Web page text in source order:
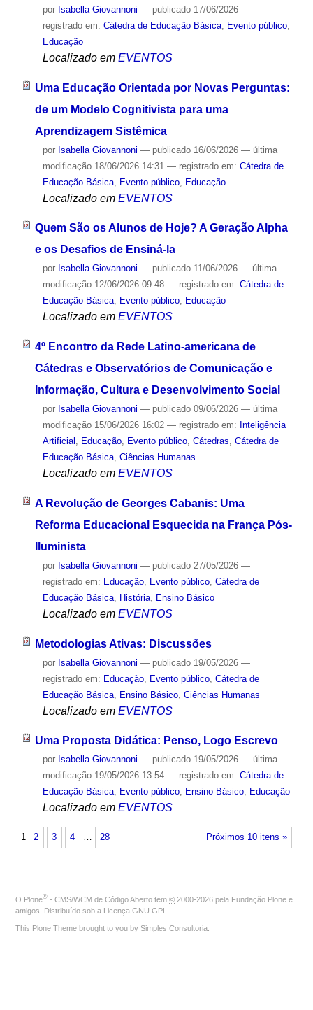
por Isabella Giovannoni — publicado17/06/2026 —
registrado em: Cátedra de Educação Básica, Evento público,
Educação
Localizado em EVENTOS
Uma Educação Orientada por Novas Perguntas:
de um Modelo Cognitivista para uma
Aprendizagem Sistêmica
por Isabella Giovannoni — publicado16/06/2026 — última
modificação18/06/2026 14:31 — registrado em: Cátedra de
Educação Básica, Evento público, Educação
Localizado em EVENTOS
Quem São os Alunos de Hoje? A Geração Alpha
e os Desafios de Ensiná-la
por Isabella Giovannoni — publicado11/06/2026 — última
modificação12/06/2026 09:48 — registrado em: Cátedra de
Educação Básica, Evento público, Educação
Localizado em EVENTOS
4º Encontro da Rede Latino-americana de
Cátedras e Observatórios de Comunicação e
Informação, Cultura e Desenvolvimento Social
por Isabella Giovannoni — publicado09/06/2026 — última
modificação15/06/2026 16:02 — registrado em: Inteligência
Artificial , Educação, Evento público, Cátedras, Cátedra de
Educação Básica, Ciências Humanas
Localizado em EVENTOS
A Revolução de Georges Cabanis: Uma
Reforma Educacional Esquecida na França Pós-
Iluminista
por Isabella Giovannoni — publicado27/05/2026 —
registrado em: Educação, Evento público, Cátedra de
Educação Básica, História, Ensino Básico
Localizado em EVENTOS
Metodologias Ativas: Discussões
por Isabella Giovannoni — publicado19/05/2026 —
registrado em: Educação, Evento público, Cátedra de
Educação Básica, Ensino Básico, Ciências Humanas
Localizado em EVENTOS
Uma Proposta Didática: Penso, Logo Escrevo
por Isabella Giovannoni — publicado19/05/2026 — última
modificação19/05/2026 13:54 — registrado em: Cátedra de
Educação Básica, Evento público, Ensino Básico, Educação
Localizado em EVENTOS
Próximos 10 itens »
1 2 3 4 … 28
O Plone® - CMS/WCM de Código Aberto tem © 2000-2026 pela Fundação Plone e
amigos. Distribuído sob a Licença GNU GPL
This Plone Theme brought to you by Simples Consultoria